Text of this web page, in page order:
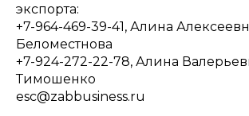
экспорта:
+7-964-469-39-41, Алина
Беломестнова
+7-924-272-22-78, Алина
Тимошенко
esc@zabbusiness.ru